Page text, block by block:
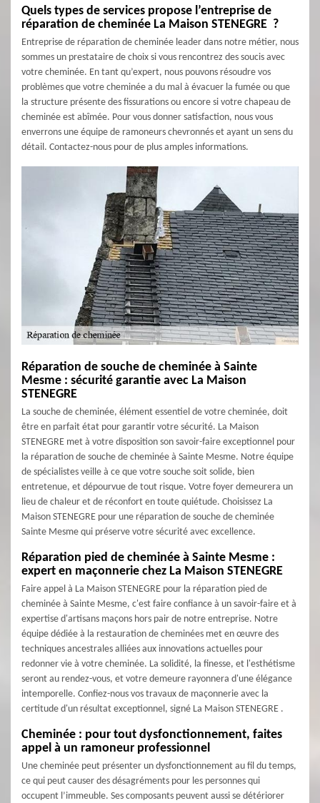
Quels types de services propose l’entreprise de
réparation de cheminée La Maison STENEGRE ?
Entreprise de réparation de cheminée leader dans notre métier, nous
sommes un prestataire de choix si vous rencontrez des soucis avec
votre cheminée. En tant qu’expert, nous pouvons résoudre vos
problèmes que votre cheminée a du mal à évacuer la fumée ou que
la structure présente des fissurations ou encore si votre chapeau de
cheminée est abîmée. Pour vous donner satisfaction, nous vous
enverrons une équipe de ramoneurs chevronnés et ayant un sens du
détail. Contactez-nous pour de plus amples informations.
Réparation de souche de cheminée à Sainte
Mesme : sécurité garantie avec La Maison
STENEGRE
La souche de cheminée, élément essentiel de votre cheminée, doit
être en parfait état pour garantir votre sécurité. La Maison
STENEGRE met à votre disposition son savoir-faire exceptionnel pour
la réparation de souche de cheminée à Sainte Mesme. Notre équipe
de spécialistes veille à ce que votre souche soit solide, bien
entretenue, et dépourvue de tout risque. Votre foyer demeurera un
lieu de chaleur et de réconfort en toute quiétude. Choisissez La
Maison STENEGRE pour une réparation de souche de cheminée
Sainte Mesme qui préserve votre sécurité avec excellence.
Réparation pied de cheminée à Sainte Mesme :
expert en maçonnerie chez La Maison STENEGRE
Faire appel à La Maison STENEGRE pour la réparation pied de
cheminée à Sainte Mesme, c'est faire confiance à un savoir-faire et à
expertise d'artisans maçons hors pair de notre entreprise. Notre
équipe dédiée à la restauration de cheminées met en œuvre des
techniques ancestrales alliées aux innovations actuelles pour
redonner vie à votre cheminée. La solidité, la finesse, et l'esthétisme
seront au rendez-vous, et votre demeure rayonnera d'une élégance
intemporelle. Confiez-nous vos travaux de maçonnerie avec la
certitude d'un résultat exceptionnel, signé La Maison STENEGRE .
Cheminée : pour tout dysfonctionnement, faites
appel à un ramoneur professionnel
Une cheminée peut présenter un dysfonctionnement au fil du temps,
ce qui peut causer des désagréments pour les personnes qui
occupent l’immeuble. Ses composants peuvent aussi se détériorer